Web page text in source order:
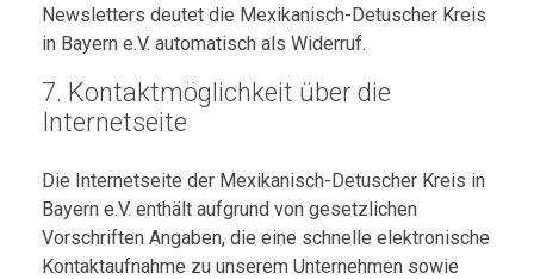
Newsletters deutet die Mexikanisch-Detuscher Kreis
in Bayern e.V. automatisch als Widerruf.
7. Kontaktmöglichkeit über die
Internetseite
Die Internetseite der Mexikanisch-Detuscher Kreis in
Bayern e.V. enthält aufgrund von gesetzlichen
Vorschriften Angaben, die eine schnelle elektronische
Kontaktaufnahme zu unserem Unternehmen sowie